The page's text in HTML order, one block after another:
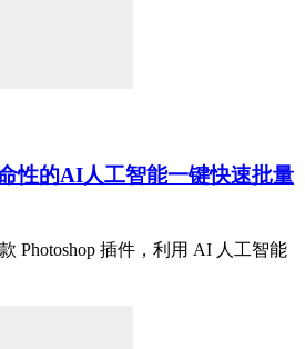
性的AI人工智能一键快速批量
Photoshop 插件，利用 AI 人工智能